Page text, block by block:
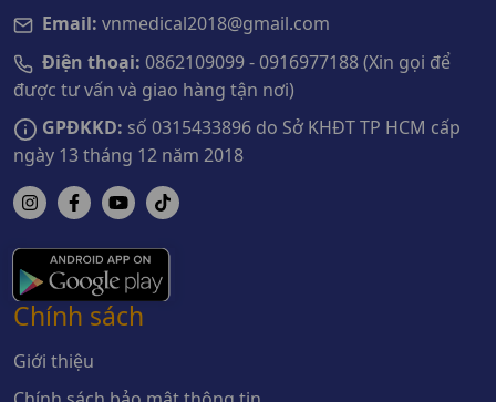
Email: vnmedical2018@gmail.com
Điện thoại: 0862109099 - 0916977188 (Xin gọi để
được tư vấn và giao hàng tận nơi)
GPĐKKD: số 0315433896 do Sở KHĐT TP HCM cấp
ngày 13 tháng 12 năm 2018
Chính sách
Giới thiệu